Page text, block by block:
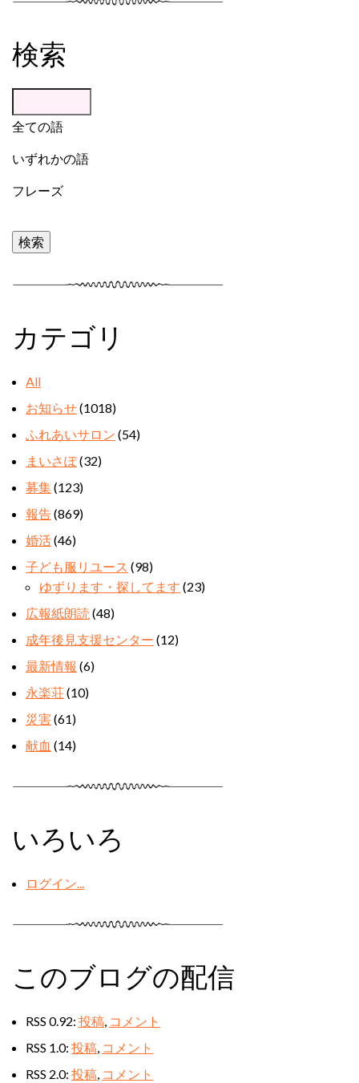
検索
全ての語
いずれかの語
フレーズ
カテゴリ
All
お知らせ(1018)
ふれあいサロン (54)
まいさぽ(32)
募集(123)
報告(869)
婚活(46)
子ども服リユース (98)
ゆずります・探してます (23)
広報紙朗読 (48)
成年後見支援センター (12)
最新情報 (6)
永楽荘(10)
災害(61)
献血 (14)
いろいろ
ログイン...
このブログの配信
RSS 0.92: 投稿, コメント
RSS 1.0: 投稿, コメント
RSS 2.0: 投稿, コメント